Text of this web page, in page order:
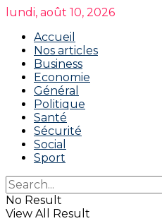
lundi, août 10, 2026
Accueil
Nos articles
Business
Economie
Général
Politique
Santé
Sécurité
Social
Sport
No Result
View All Result